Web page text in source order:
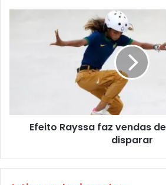
Efeito Rayssa faz vendas
disparar